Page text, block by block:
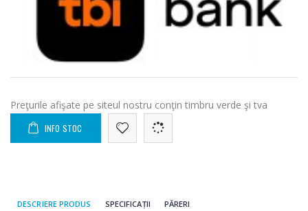
Preţurile afişate pe siteul nostru conţin timbru verde şi tva
INFO STOC
DESCRIERE PRODUS SPECIFICAȚII PĂRERI